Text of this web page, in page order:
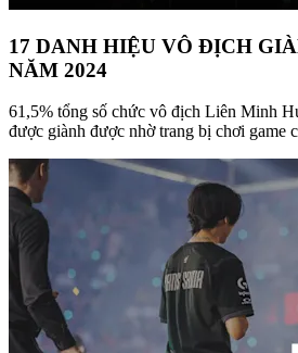
17 DANH HIỆU VÔ ĐỊCH
NĂM 2024
61,5% tổng số chức vô địch Liên Minh
được giành được nhờ trang bị chơi game